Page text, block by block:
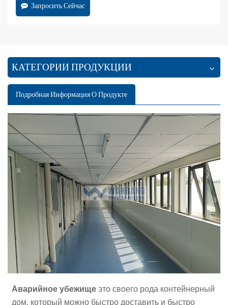
Запросить Сейчас
КАТЕГОРИИ ПРОДУКЦИИ
Подробная Информация О Продукте
Аварийное убежищеэто своего рода контейнерный
дом, который можно быстро доставить и быстро